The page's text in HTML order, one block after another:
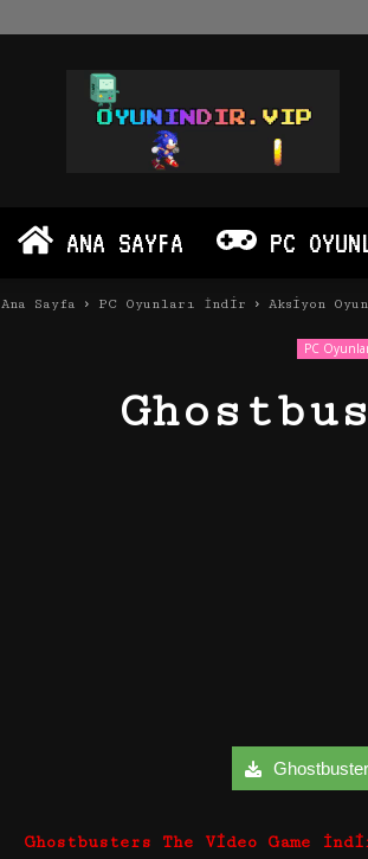
Oyun
İndir
PC
Android
ANA SAYFA PC
Ana Sayfa PC Oyunları İndir Aksiyon
PC
Ghostbusters The Video Game